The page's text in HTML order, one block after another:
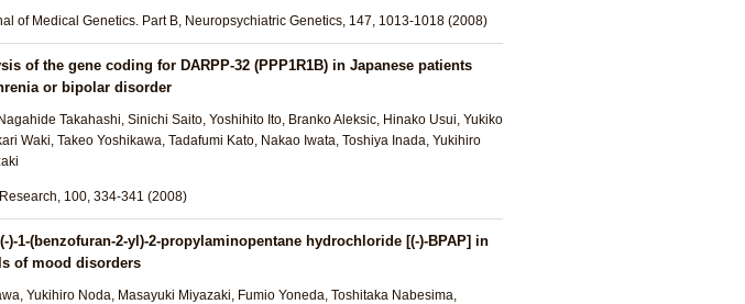
of Medical Genetics. Part B, Neuropsychiatric Genetics, 147, 1013-1018 (2008)
of the gene coding for DARPP-32 (PPP1R1B) in Japanese patients
or bipolar disorder
Takahashi, Sinichi Saito, Yoshihito Ito, Branko Aleksic, Hinako Usui, Yukiko
Waki, Takeo Yoshikawa, Tadafumi Kato, Nakao Iwata, Toshiya Inada, Yukihiro
100, 334-341 (2008)
)-1-(benzofuran-2-yl)-2-propylaminopentane hydrochloride [(-)-BPAP] in
of mood disorders
Yukihiro Noda, Masayuki Miyazaki, Fumio Yoneda, Toshitaka Nabesima,